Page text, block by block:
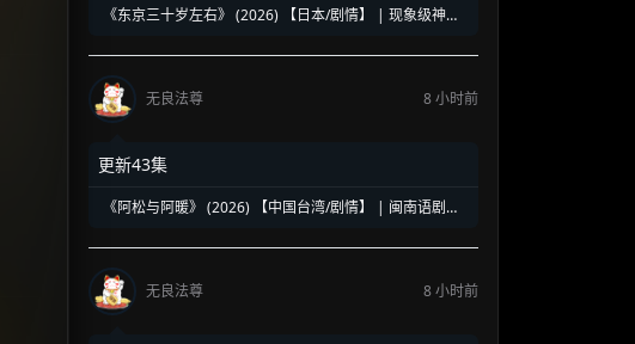
《东京三十岁左右》 (2026) 【日本/剧情】 | 现象级神剧
无良法尊 8 小时前
更新43集
《阿松与阿暖》 (2026) 【中国台湾/剧情】 | 闽南语剧视
无良法尊 8 小时前